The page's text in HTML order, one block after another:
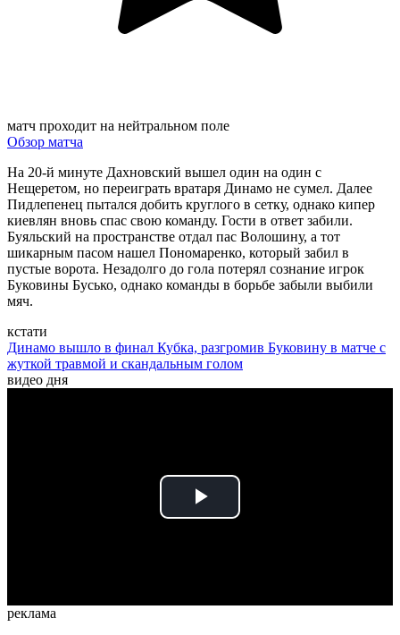
матч проходит на нейтральном поле
Обзор матча
На 20-й минуте Дахновский вышел один на один с
Нещеретом, но переиграть вратаря Динамо не сумел. Далее
Пидлепенец пытался добить круглого в сетку, однако кипер
киевлян вновь спас свою команду. Гости в ответ забили.
Буяльский на пространстве отдал пас Волошину, а тот
шикарным пасом нашел Пономаренко, который забил в
пустые ворота. Незадолго до гола потерял сознание игрок
Буковины Бусько, однако команды в борьбе забыли выбили
мяч.
кстати
Динамо вышло в финал Кубка, разгромив Буковину в матче с
жуткой травмой и скандальным голом
видео дня
Play
реклама